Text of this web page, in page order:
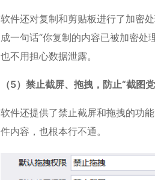
软件还对复制和剪贴板进行了加密
成一句话“你复制的内容已被加密处
也不用担心数据泄露。
（5）禁止截屏、拖拽，防止“截图
软件还提供了禁止截屏和拖拽的功
件内容，也根本行不通。